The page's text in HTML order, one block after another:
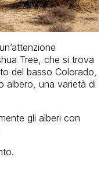
Tree, che si trova
del basso Colorado,
albero, una varietà di
gli alberi con